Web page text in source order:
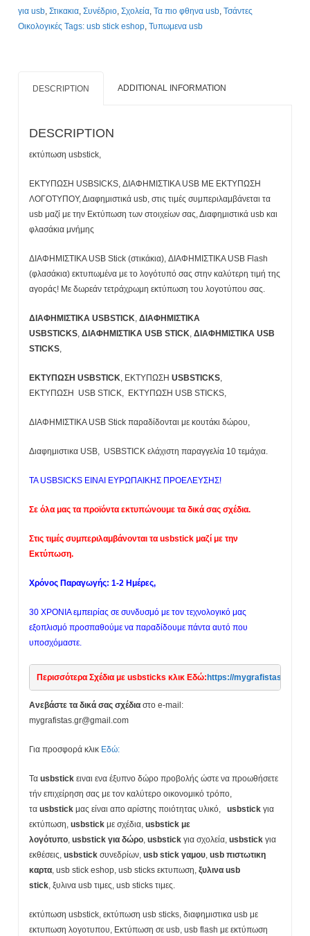
για usb,Στικακια,Συνέδριο,Σχολεία,Τα πιο φθηνα usb,Τσάντες
Οικολογικές Tags: usb stick eshop,Τυπωμενα usb
DESCRIPTION ADDITIONAL INFORMATION
DESCRIPTION
εκτύπωση usbstick,
ΕΚΤΥΠΩΣΗ USBSICKS, ΔΙΑΦΗΜΙΣΤΙΚΑ USB ΜΕ ΕΚΤΥΠΩΣΗ
ΛΟΓΟΤΥΠΟΥ, Διαφημιστικά usb, στις τιμές συμπεριλαμβάνεται τα
usb μαζί με την Εκτύπωση των στοιχείων σας, Διαφημιστικά usb και
φλασάκια μνήμης
ΔΙΑΦΗΜΙΣΤΙΚΑ USB Stick (στικάκια), ΔΙΑΦΗΜΙΣΤΙΚΑ USB Flash
(φλασάκια) εκτυπωμένα με το λογότυπό σας στην καλύτερη τιμή της
αγοράς! Με δωρεάν τετράχρωμη εκτύπωση του λογοτύπου σας.
ΔΙΑΦΗΜΙΣΤΙΚΑ USBSTICK,ΔΙΑΦΗΜΙΣΤΙΚΑ
USBSTICKS,ΔΙΑΦΗΜΙΣΤΙΚΑ USB STICK,ΔΙΑΦΗΜΙΣΤΙΚΑ USB
STICKS,
ΕΚΤΥΠΩΣΗ USBSTICK, ΕΚΤΥΠΩΣΗUSBSTICKS,
ΕΚΤΥΠΩΣΗ USB STICK, ΕΚΤΥΠΩΣΗ USB STICKS,
ΔΙΑΦΗΜΙΣΤΙΚΑ USB Stick παραδίδονται με κουτάκι δώρου,
Διαφημιστικα USB, USBSTICK ελάχιστη παραγγελία 10 τεμάχια.
TA USBSICKS ΕΙΝΑΙ ΕΥΡΩΠΑΙΚΗΣ ΠΡΟΕΛΕΥΣΗΣ!
Σε όλα μας τα προϊόντα εκτυπώνουμε τα δικά σας σχέδια.
Στις τιμές συμπεριλαμβάνονται τα usbstick μαζί με την
Εκτύπωση.
Χρόνος Παραγωγής: 1-2 Ημέρες,
30 ΧΡΟΝΙΑ εμπειρίας σε συνδυσμό με τον τεχνολογικό μας
εξοπλισμό προσπαθούμε να παραδίδουμε πάντα αυτό που
υποσχόμαστε.
Περισσότερα Σχέδια με usbsticks κλικ Εδώ:https://mygrafistas.com/
Ανεβάστε τα δικά σας σχέδια στο e-mail:
mygrafistas.gr@gmail.com
Για προσφορά κλικ Εδώ:
Ταusbstick ειναι ενα έξυπνο δώρο προβολής ώστε να προωθήσετε
τήν επιχείρηση σας με τον καλύτερο οικονομικό τρόπο,
ταusbstick μας είναι απο αρίστης ποιότητας υλικό, usbstick για
εκτύπωση,usbstickμε σχέδια,usbstick με
λογότυπο,usbstick για δώρο,usbstick για σχολεία,usbstick για
εκθέσεις,usbstick συνεδρίων,usb stick γαμου,usb πιστωτικη
καρτα, usb stick eshop, usb sticks εκτυπωση,ξυλινα usb
stick, ξυλινα usb τιμες, usb sticks τιμες.
εκτύπωση usbstick, εκτύπωση usb sticks, διαφημιστικα usb με
εκτυπωση λογοτυπου, Εκτύπωση σε usb, usb flash με εκτύπωση